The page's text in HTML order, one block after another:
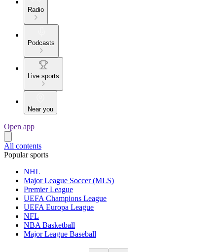
Radio
Podcasts
Live sports
Near you
Open app
All contents
Popular sports
NHL
Major League Soccer (MLS)
Premier League
UEFA Champions League
UEFA Europa League
NFL
NBA Basketball
Major League Baseball